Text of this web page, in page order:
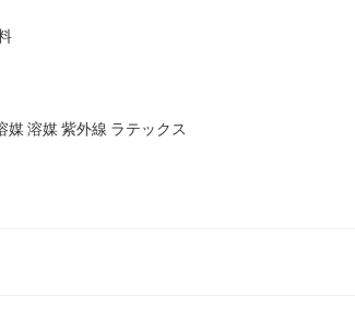
媒 溶媒 紫外線 ラテックス